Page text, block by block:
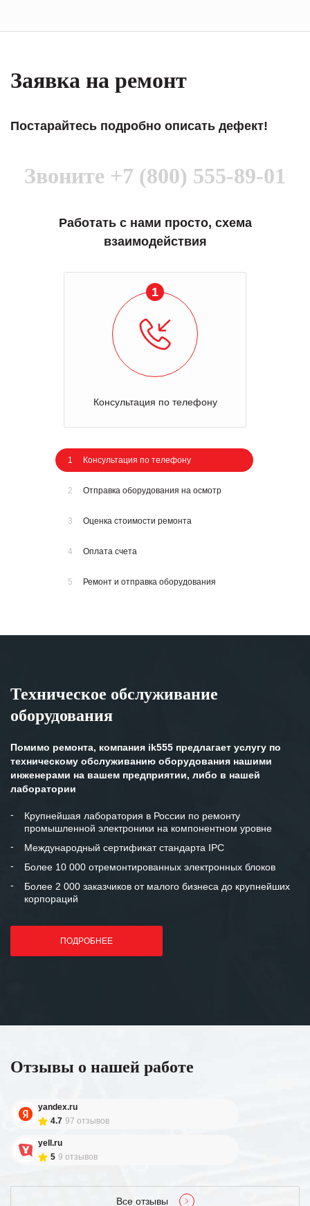
Заявка на ремонт
Постарайтесь подробно описать дефект!
Звоните +7 (800) 555-89-01
Работать с нами просто, схема
взаимодействия
1
Консультация по телефону
1 Консультация по телефону
2 Отправка оборудования на осмотр
3 Оценка стоимости ремонта
4 Оплата счета
5 Ремонт и отправка оборудования
Техническое обслуживание
оборудования
Помимо ремонта, компания ik555 предлагает услугу по
техническому обслуживанию оборудования нашими
инженерами на вашем предприятии, либо в нашей
лаборатории
Крупнейшая лаборатория в России по ремонту
промышленной электроники на компонентном уровне
Международный сертификат стандарта IPC
Более 10 000 отремонтированных электронных блоков
Более 2 000 заказчиков от малого бизнеса до крупнейших
корпораций
ПОДРОБНЕЕ
Отзывы о нашей работе
yandex.ru
4.7 97 отзывов
yell.ru
5 9 отзывов
Все отзывы